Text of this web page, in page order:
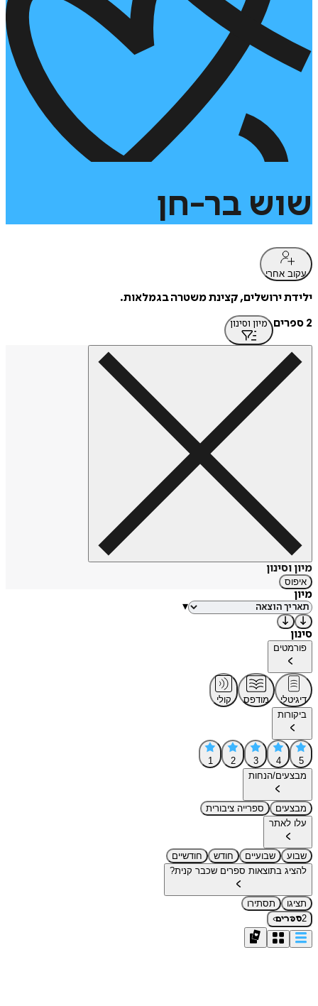
שוש בר-חן
עקוב אחרי
ילידת ירושלים, קצינת משטרה בגמלאות.
2 ספרים
מיון וסינון
מיון וסינון
איפוס
מיון
▾
סינון
פורמטים
דיגיטלי מודפס
קולי
ביקורות
5
4
3
2
1
מבצעים/הנחות
מבצעים
ספרייה ציבורית
עלו לאתר
שבוע שבועיים חודש
חודשיים
להציג בתוצאות ספרים שכבר קנית?
תציגו
תסתירו
2ספרים›